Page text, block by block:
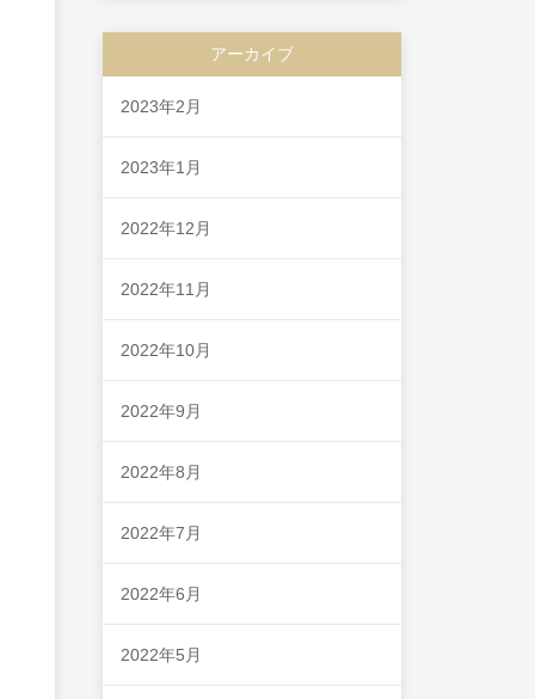
アーカイブ
2023年2月
2023年1月
2022年12月
2022年11月
2022年10月
2022年9月
2022年8月
2022年7月
2022年6月
2022年5月